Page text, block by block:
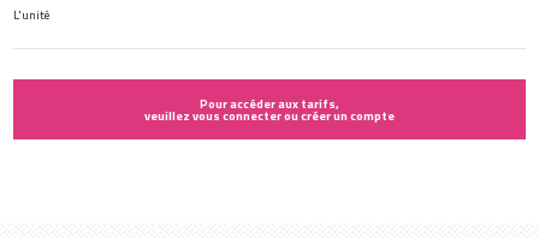
L'unité
Pour accéder aux tarifs,
veuillez vous connecter ou créer un compte